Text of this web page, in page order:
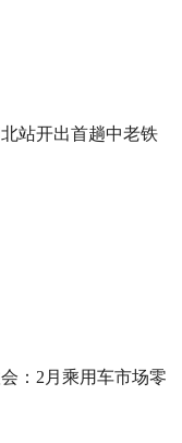
站开出首趟中老铁
：2月乘用车市场零